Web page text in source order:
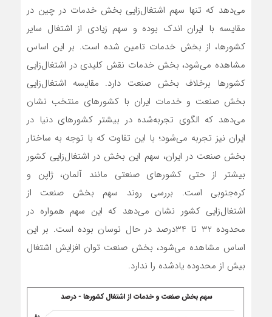
می‌دهد که تنها سهم اشتغال‌زایی بخش خدمات در چین در
مقایسه با ایران اندک بوده و سهم زیادی از اشتغال‌‌‌ سایر
کشورها، از بخش خدمات تامین شده است. بر این اساس
مشاهده می‌شود، بخش خدمات نقش کلیدی در اشتغال‌زایی
کشورها برخلاف بخش صنعت دارد. مقایسه اشتغال‌زایی
بخش صنعت و خدمات ایران با کشورهای منتخب نشان
می‌دهد که الگوی تجربه‌شده در بیشتر کشورهای دنیا در
ایران نیز تجربه می‌شود؛ با این تفاوت که با توجه به ساختار
بخش صنعت در ایران، سهم این بخش در اشتغال‌زایی کشور
بیشتر از حتی کشورهای صنعتی مانند آلمان، ژاپن و
کره‌جنوبی است. بررسی روند سهم بخش صنعت از
اشتغال‌زایی کشور نشان می‌دهد که این سهم همواره در
محدوده 32 تا 34‌درصد در حال نوسان بوده است. بر این
اساس مشاهده می‌شود، بخش صنعت توان افزایش اشتغال
بیش از محدوده یادشده را ندارد.